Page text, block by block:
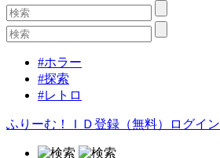
#ホラー
#探索
#レトロ
ふりーむ！ＩＤ登録（無料） ログイン